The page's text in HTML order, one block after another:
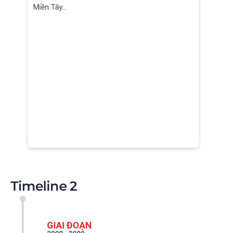
Miền Tây…
Timeline 2
GIAI ĐOẠN